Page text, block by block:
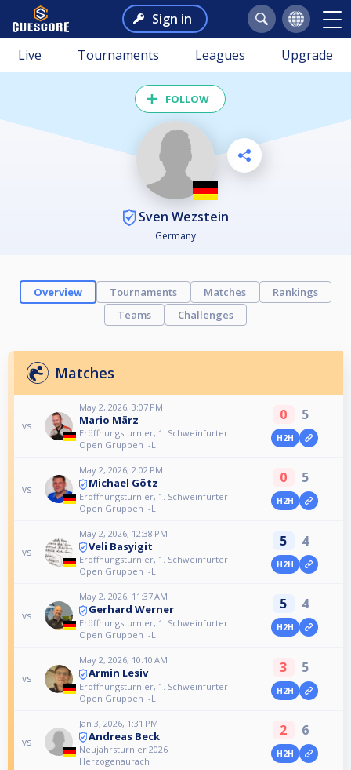
Sign in
Live Tournaments Leagues Upgrade
FOLLOW
Sven Wezstein
Germany
Overview Tournaments Matches
Rankings
Teams
Challenges
Matches
vs
May 2, 2026, 3:07 PM
Mario März
Eröffnungsturnier, 1. Schweinfurter
Open Gruppen I-L
0 5
H2H
vs
May 2, 2026, 2:02 PM
Michael Götz
Eröffnungsturnier, 1. Schweinfurter
Open Gruppen I-L
0 5
H2H
vs
May 2, 2026, 12:38 PM
Veli Basyigit
Eröffnungsturnier, 1. Schweinfurter
Open Gruppen I-L
5 4
H2H
vs
May 2, 2026, 11:37 AM
Gerhard Werner
Eröffnungsturnier, 1. Schweinfurter
Open Gruppen I-L
5 4
H2H
vs
May 2, 2026, 10:10 AM
Armin Lesiv
Eröffnungsturnier, 1. Schweinfurter
Open Gruppen I-L
3 5
H2H
vs
Jan 3, 2026, 1:31 PM
Andreas Beck
Neujahrsturnier 2026
Herzogenaurach
2 6
H2H